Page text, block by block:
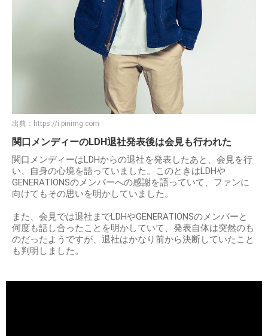
出典： https://i.pinimg.com
関口メンディーのLDH退社発表後は会見も行われた
関口メンディーはLDHからの退社を発表したあと、会見を行
い、自身の心境を語っていました。このときはLDHや
GENERATIONSのメンバーへの感謝を語っていて、ファンに
向けてもその思いを明かしていました。
また、会見では退社までLDHやGENERATIONSのメンバーと
何度も話し合ったことを明かしていて、発表自体は突然のも
のだったようですが、退社はかなり前から決断していたこと
も判明しました。